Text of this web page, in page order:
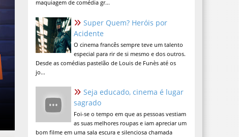
maquiagem de comédia gr...
Super Quem? Heróis por
Acidente
O cinema francês sempre teve um talento
especial para rir de si mesmo e dos outros.
Desde as comédias pastelão de Louis de Funès até os
jo...
Seja educado, cinema é lugar
sagrado
Foi-se o tempo em que as pessoas vestiam
as suas melhores roupas e iam apreciar um
bom filme em uma sala escura e silenciosa chamada